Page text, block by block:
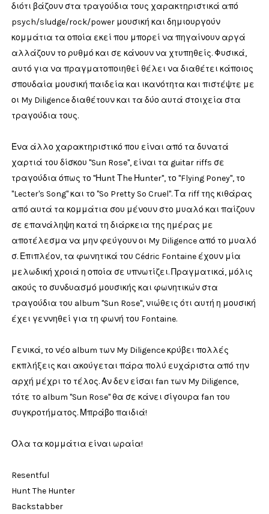
διότι βάζουν στα τραγούδια τους χαρακτηριστικά από
psych/sludge/rock/power μουσική και δημιουργούν
κομμάτια τα οποία εκεί που μπορεί να πηγαίνουν αργά
αλλάζουν το ρυθμό και σε κάνουν να χτυπηθείς. Φυσικά,
αυτό για να πραγματοποιηθεί θέλει να διαθέτει κάποιος
σπουδαία μουσική παιδεία και ικανότητα και πιστέψτε με
οι My Diligence διαθέτουν και τα δύο αυτά στοιχεία στα
τραγούδια τους.
Ένα άλλο χαρακτηριστικό που είναι από τα δυνατά
χαρτιά του δίσκου "Sun Rose", είναι τα guitar riffs σε
τραγούδια όπως το "Ηunt Τhe Ηunter", το "Flying Poney", το
"Lecter's Song" και το "So Pretty So Cruel". Τα riff της κιθάρας
από αυτά τα κομμάτια σου μένουν στο μυαλό και παίζουν
σε επανάληψη κατά τη διάρκεια της ημέρας με
αποτέλεσμα να μην φεύγουν οι My Diligence από το μυαλό
σ. Επιπλέον, τα φωνητικά του Cédric Fontaine έχουν μία
μελωδική χροιά η οποία σε υπνωτίζει. Πραγματικά, μόλις
ακούς το συνδυασμό μουσικής και φωνητικών στα
τραγούδια του album "Sun Rose", νιώθεις ότι αυτή η μουσική
έχει γεννηθεί για τη φωνή του Fontaine.
Γενικά, το νέο album των My Diligence κρύβει πολλές
εκπλήξεις και ακούγεται πάρα πολύ ευχάριστα από την
αρχή μέχρι το τέλος. Αν δεν είσαι fan των My Diligence,
τότε το album "Sun Rose" θα σε κάνει σίγουρα fan του
συγκροτήματος. Μπράβο παιδιά!
Όλα τα κομμάτια είναι ωραία!
Resentful
Hunt The Hunter
Backstabber